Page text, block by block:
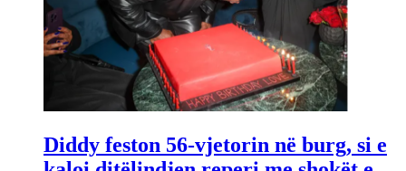
Diddy feston 56-vjetorin në burg, si e